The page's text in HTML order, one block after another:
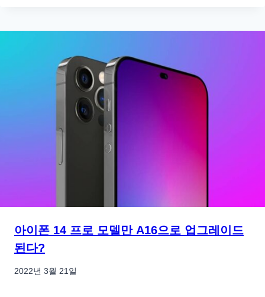
아이폰 14 프로 모델만 A16으로 업그레이드
된다?
2022년 3월 21일